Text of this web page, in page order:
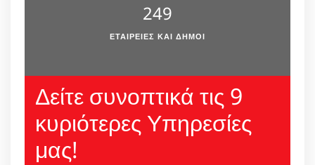
249
ΕΤΑΙΡΕΙΕΣ ΚΑΙ ΔΗΜΟΙ
Δείτε συνοπτικά τις 9
κυριότερες Υπηρεσίες
μας!